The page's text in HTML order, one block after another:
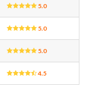
5.0
5.0
5.0
4.5